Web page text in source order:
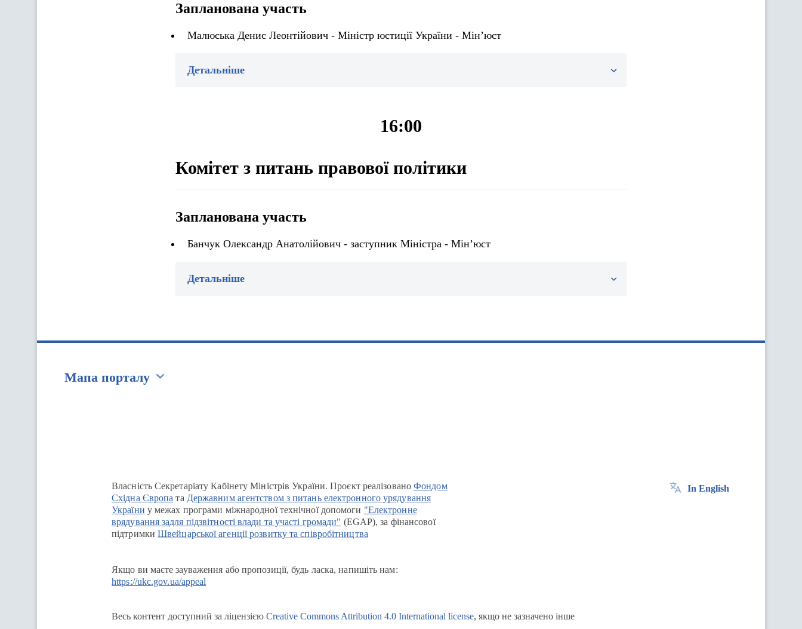
Запланована участь
Малюська Денис Леонтійович - Міністр юстиції України - Мін’юст
Детальніше
16:00
Комітет з питань правової політики
Запланована участь
Банчук Олександр Анатолійович - заступник Міністра - Мін’юст
Детальніше
Мапа порталу
Власність Секретаріату Кабінету Міністрів України. Проєкт реалізованоФондом
Східна Європа та Державним агентством з питань електронного урядування
України у межах програми міжнародної технічної допомоги "Електронне
врядування задля підзвітності влади та участі громади" (EGAP), за фінансової
підтримки Швейцарської агенції розвитку та співробітництва
Якщо ви маєте зауваження або пропозиції, будь ласка, напишіть нам:
https://ukc.gov.ua/appeal
In English
Весь контент доступний за ліцензією Creative Commons Attribution 4.0 International license, якщо не зазначено інше